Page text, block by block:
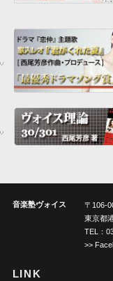
音楽塾ヴォイス
〒106-
東京都
TEL：
>>
LINK